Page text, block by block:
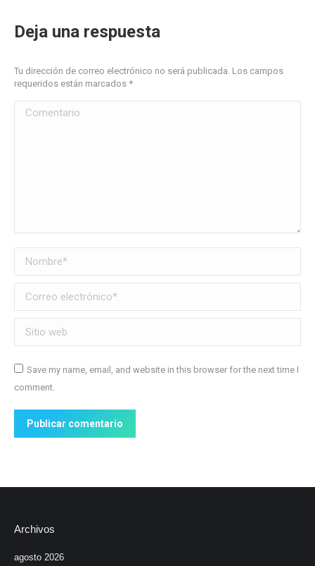
Deja una respuesta
Tu dirección de correo electrónico no será publicada. Los campos
requeridos están marcados *
Comentario
Nombre *
Correo electrónico *
Sitio web
Save my name, email, and website in this browser for the next time I
comment.
Publicar comentario
Archivos
agosto 2026